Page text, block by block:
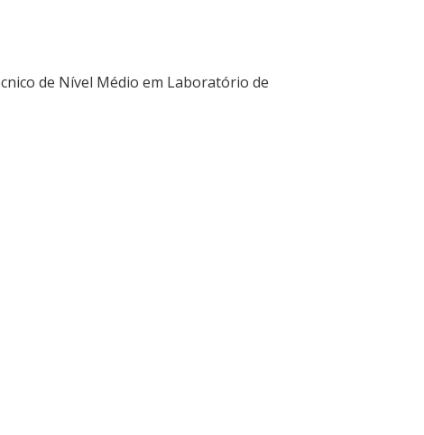
de Nível Médio em Laboratório de